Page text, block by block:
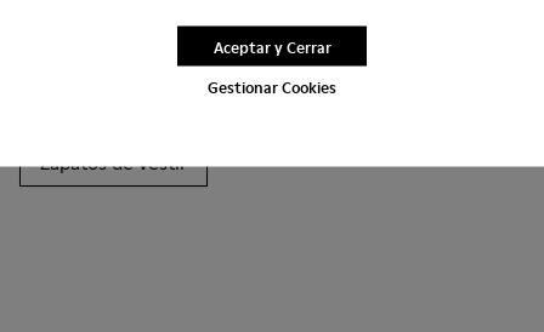
Gestionar Cookies
Aceptar y Cerrar
Zapatos Casual
Zapatillas
Zapatos de vestir